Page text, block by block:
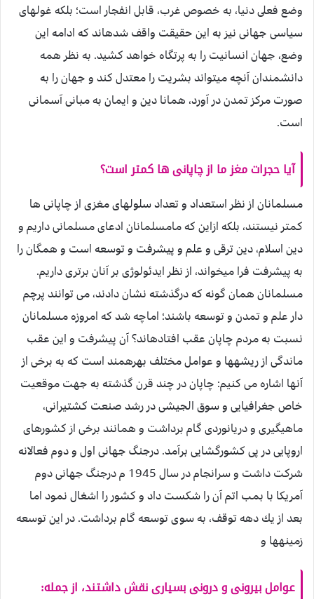
وضع فعلى دنيا، به خصوص غرب، قابل انفجار است؛ بلكه غولهاى
سياسى جهانى نيز به اين حقيقت واقف شده‏اند كه ادامه اين
وضع، جهان انسانيت را به پرتگاه خواهد كشيد. به نظر همه
دانشمندان آنچه ميتواند بشريت را معتدل كند و جهان را به
صورت مركز تمدن در آورد، همانا دين و ايمان به مبانى آسمانى
است.
آيا حجرات مغز ما از چاپانى ها كم‏تر است؟
مسلمانان از نظر استعداد و تعداد سلول‏هاى مغزى از چاپانى ها
كم‏تر نيستند، بلكه ازاين كه مامسلمانان ادعاى مسلمانى داريم و
دين اسلام، دين ترقى و علم و پيشرفت و توسعه است و همگان را
به پيشرفت فرا ميخواند، از نظر ايدئولوژى بر آنان برترى داريم.
مسلمانان همان گونه كه درگذشته نشان دادند، مى توانند پرچم
دار علم و تمدن و توسعه باشند؛ اماچه شد كه امروزه مسلمانان
نسبت به مردم چاپان عقب افتاده‏اند؟ آن پيشرفت و اين عقب
ماندگى از ريشه‏ها و عوامل مختلف بهره‏مند است كه به برخى از
آن‏ها اشاره مى كنيم: چاپان در چند قرن گذشته به جهت موقعيت
خاص جغرافيايى و سوق الجيشى در رشد صنعت كشتيرانى،
ماهيگيرى و دريانوردى گام برداشت و همانند برخى از كشورهاى
اروپايى در پى كشورگشايى برآمد. درجنگ جهانى اول و دوم فعالانه
شركت داشت و سرانجام در سال 1945 م درجنگ جهانى دوم
آمريكا با بمب اتم آن را شكست داد و كشور را اشغال نمود اما
بعد از يك دهه توقف، به سوى توسعه گام برداشت. در اين توسعه
زمينه‏ها و
عوامل بيرونى و درونى بسيارى نقش داشتند، از جمله: